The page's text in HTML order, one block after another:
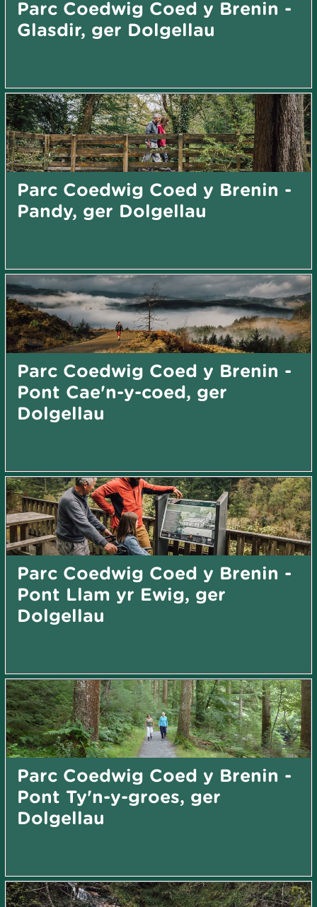
Parc Coedwig Coed y Brenin -
Glasdir, ger Dolgellau
Parc Coedwig Coed y Brenin -
Pandy, ger Dolgellau
Parc Coedwig Coed y Brenin -
Pont Cae'n-y-coed, ger
Dolgellau
Parc Coedwig Coed y Brenin -
Pont Llam yr Ewig, ger
Dolgellau
Parc Coedwig Coed y Brenin -
Pont Ty'n-y-groes, ger
Dolgellau